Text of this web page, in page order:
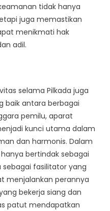
tidak hanya
juga memastikan
menikmati hak
adil.
selama Pilkada juga
baik antara berbagai
pemilu, aparat
kunci utama dalam
dan harmonis. Dalam
bertindak sebagai
fasilitator yang
menjalankan perannya
bekerja siang dan
patut mendapatkan